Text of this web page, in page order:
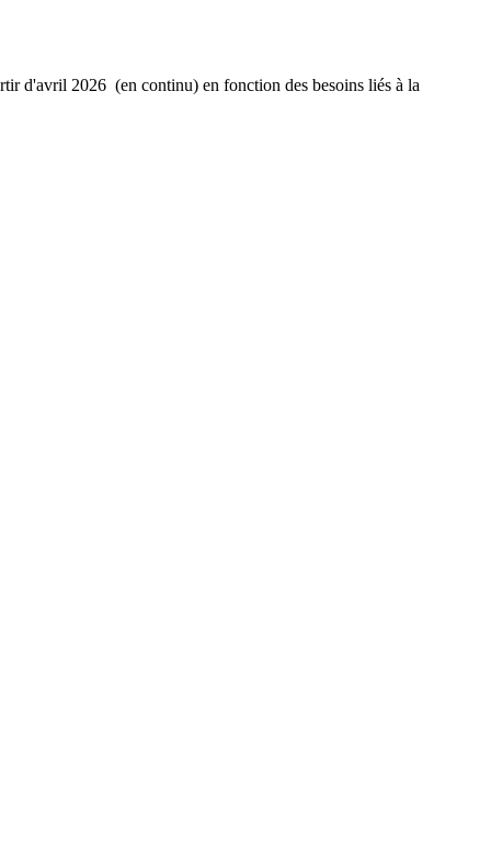
d'avril 2026 (en continu) en fonction des besoins liés à la